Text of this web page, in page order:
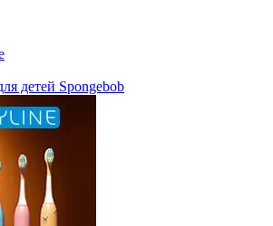
детей Spongebob